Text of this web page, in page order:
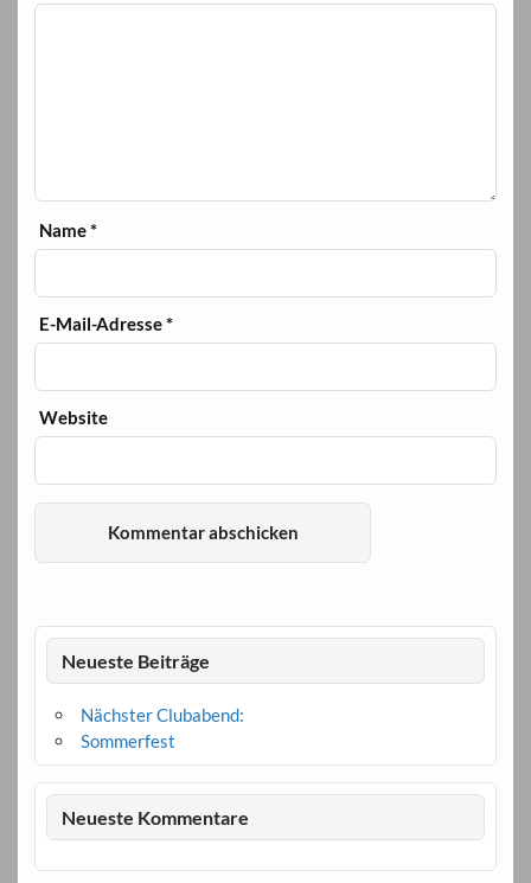
Name*
E-Mail-Adresse*
Website
Neueste Beiträge
Nächster Clubabend:
Sommerfest
Neueste Kommentare